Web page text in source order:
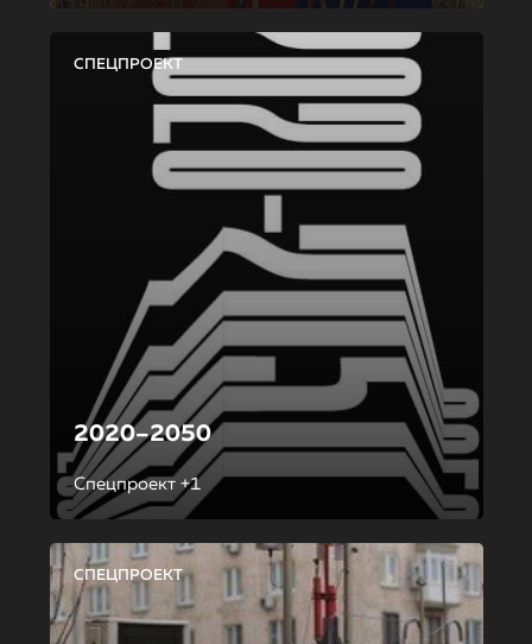
СПЕЦПРОЕКТ
2020–2050
Спецпроект +1
СПЕЦПРОЕКТ